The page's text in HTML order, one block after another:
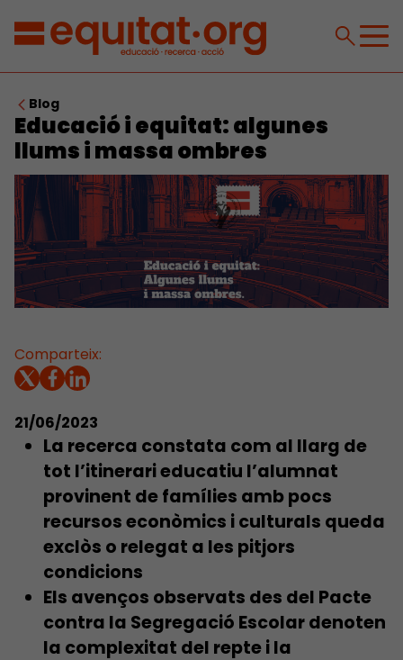
Blog
Educació i equitat: algunes
llums i massa ombres
Comparteix:
21/06/2023
La recerca constata com al llarg de
tot l’itinerari educatiu l’alumnat
provinent de famílies amb pocs
recursos econòmics i culturals queda
exclòs o relegat a les pitjors
condicions
Els avenços observats des del Pacte
contra la Segregació Escolar denoten
la complexitat del repte i la